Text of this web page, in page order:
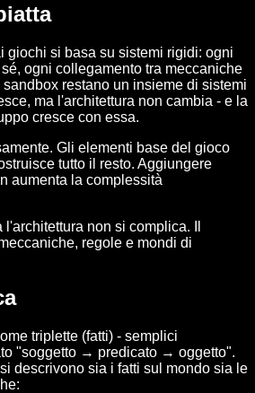
giochi si basa su sistemi rigidi: ogni
ogni collegamento tra meccaniche
restano un insieme di sistemi
ma l'architettura non cambia - e la
cresce con essa.
Gli elementi base del gioco
tutto il resto. Aggiungere
aumenta la complessità
non si complica. Il
regole e mondi di
triplette (fatti) - semplici
"soggetto → predicato → oggetto".
descrivono sia i fatti sul mondo sia le